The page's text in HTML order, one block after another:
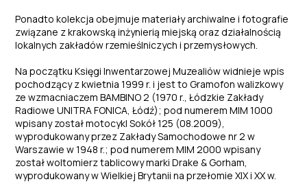
Ponadto kolekcja obejmuje materiały archiwalne i fotografie
związane z krakowską inżynierią miejską oraz działalnością
lokalnych zakładów rzemieślniczych i przemysłowych.
Na początku Księgi Inwentarzowej Muzealiów widnieje wpis
pochodzący z kwietnia 1999 r. i jest to Gramofon walizkowy
ze wzmacniaczem BAMBINO 2 (1970 r., Łódzkie Zakłady
Radiowe UNITRA FONICA, Łódź); pod numerem MIM 1000
wpisany został motocykl Sokół 125 (08.2009),
wyprodukowany przez Zakłady Samochodowe nr 2 w
Warszawie w 1948 r.; pod numerem MIM 2000 wpisany
został woltomierz tablicowy marki Drake & Gorham,
wyprodukowany w Wielkiej Brytanii na przełomie XIX i XX w.